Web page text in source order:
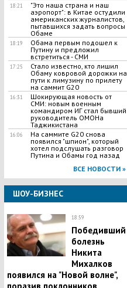
18:21
"Это наша страна и наш
аэропорт": в Китае остудили
американских журналистов,
пытавшихся задать вопросы
Обаме
18:19
Обама первым подошел к
Путину и предложил
встретиться - СМИ
17:25
Стало известно, кто лишил
Обаму ковровой дорожки на
пути к лимузину по прилету
на саммит G20
16:31
Шокирующая новость от
СМИ: новым военным
командиром ИГ стал бывший
руководитель ОМОНа
Таджикистана
16:06
На саммите G20 снова
появился "шпион", который
хотел подслушать разговор
Путина и Обамы год назад
ВСЕ НОВОСТИ »
ШОУ-БИЗНЕС
18:59
Победивший
болезнь
Никита
Михалков
появился на "Новой волне",